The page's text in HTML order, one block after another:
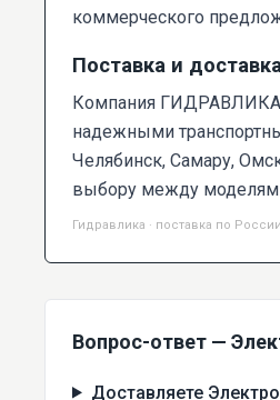
коммерческого
Поставка и
Компания ГИДРАВЛИКА
надежными
Челябинск, Самару,
выбору между
Гидравлика · поставка по
Вопрос-ответ —
Доставляете